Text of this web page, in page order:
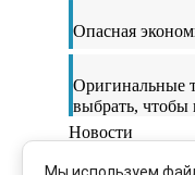
Опасная
Оригинальные
выбрать, чтобы
Новости